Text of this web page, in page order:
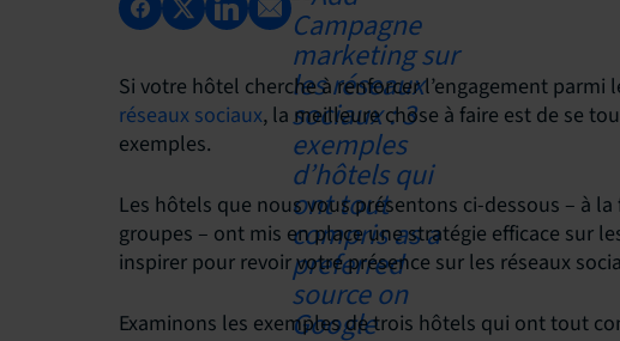
Si votre hôtel cherche à renforcer l’engagement
réseaux sociaux, la meilleure chose à faire est de se
exemples.
Les hôtels que nous vous présentons ci-dessous – à
groupes – ont mis en place une stratégie efficace sur
inspirer pour revoir votre présence sur les réseaux
Examinons les exemples de trois hôtels qui ont tout